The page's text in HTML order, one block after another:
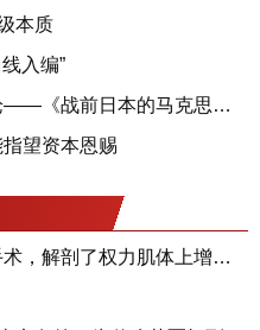
本质
入编”
天皇制与马克思主义国家理论——《战前日本的马克思主义与发展危机》第七章
望资本恩赐
《根！》以暴烈的语言外科手术，解剖了权力肌体上增生的毒瘤